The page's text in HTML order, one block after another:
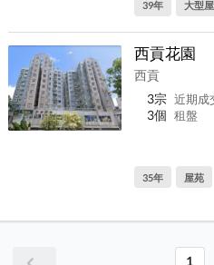
39年 大型
西貢花園
西貢
3宗 近期成
3個 租盤
35年 屋苑
1